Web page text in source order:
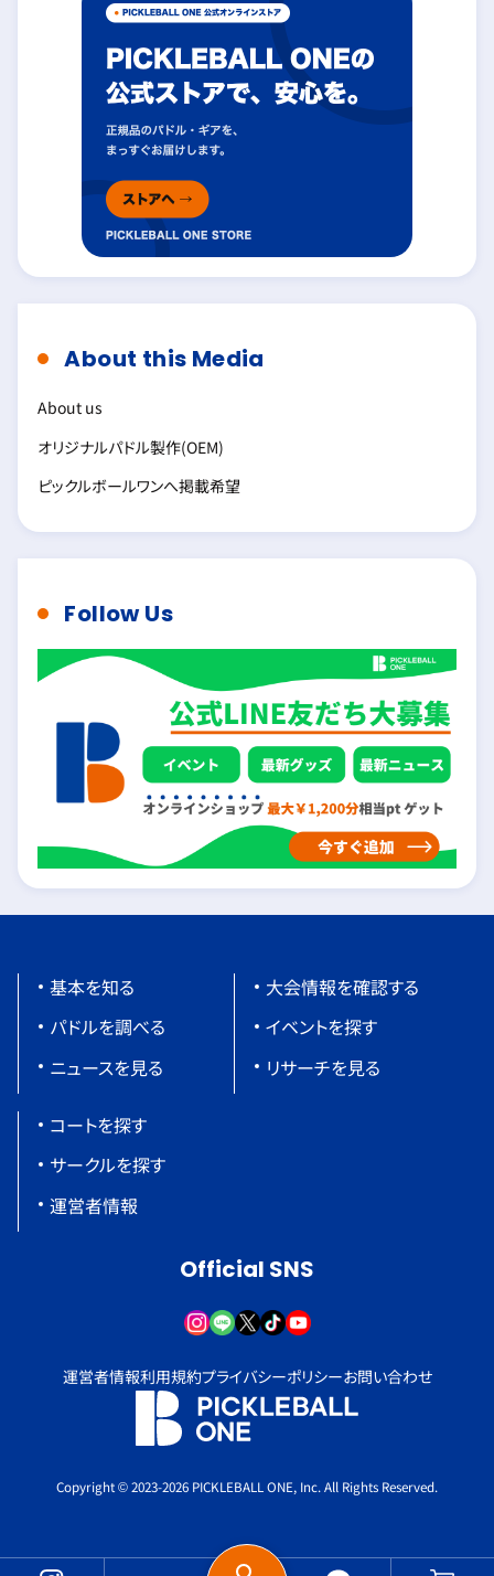
About this Media
About us
オリジナルパドル製作(OEM)
ピックルボールワンへ掲載希望
Follow Us
基本を知る
パドルを調べる
ニュースを見る
大会情報を確認する
イベントを探す
リサーチを見る
コートを探す
サークルを探す
運営者情報
Official SNS
運営者情報利用規約プライバシーポリシーお問い合わせ
Copyright © 2023-2026 PICKLEBALL ONE, Inc. All Rights Reserved.